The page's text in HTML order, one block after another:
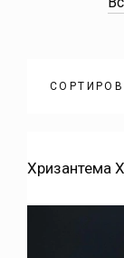
САМЫЕ
Хризантема